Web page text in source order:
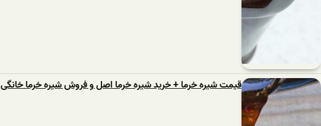
قیمت شیره خرما + خرید شیره خرما اصل و فروش شیره خرما خانگی